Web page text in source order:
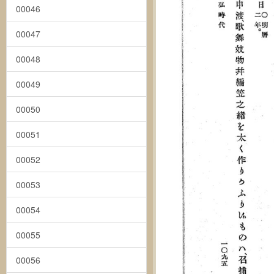
00046
00047
00048
00049
00050
00051
00052
00053
00054
00055
00056